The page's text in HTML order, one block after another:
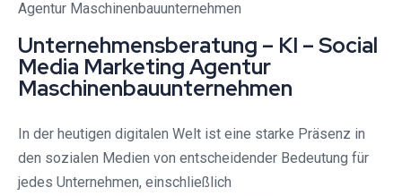
Unternehmensberatung – KI – Social
Media Marketing Agentur
Maschinenbauunternehmen
In der heutigen digitalen Welt ist eine starke Präsenz in
den sozialen Medien von entscheidender Bedeutung für
jedes Unternehmen, einschließlich